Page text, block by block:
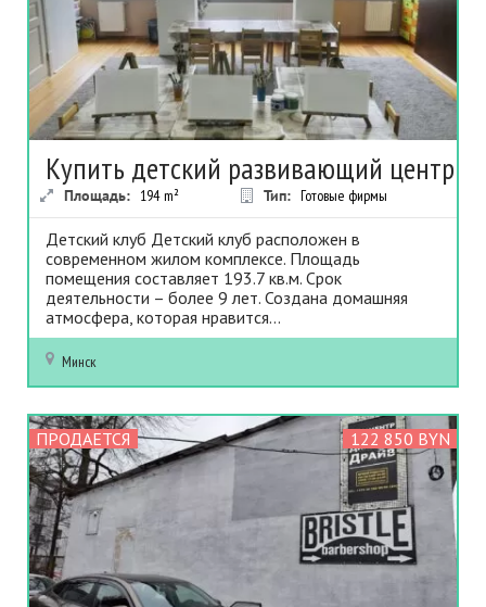
Купить детский развивающий центр
Площадь: 194 m² Тип: Готовые фирмы
Детский клуб Детский клуб расположен в
современном жилом комплексе. Площадь
помещения составляет 193.7 кв.м. Срок
деятельности – более 9 лет. Создана домашняя
атмосфера, которая нравится...
Минск
ПРОДАЕТСЯ 122 850 BYN